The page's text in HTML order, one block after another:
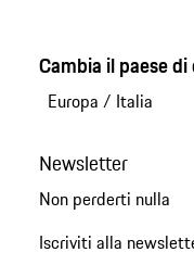
Cambia il paese di
Europa / Italia
Newsletter
Non perderti nulla
Iscriviti alla